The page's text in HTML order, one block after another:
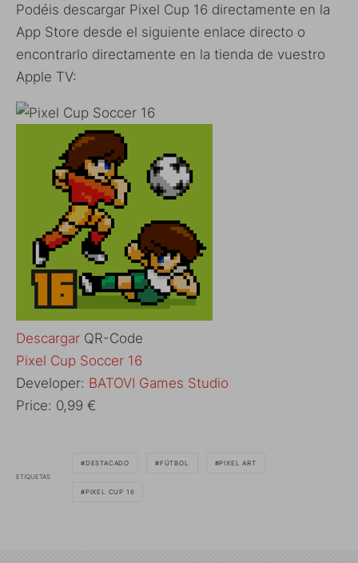
Podéis descargar Pixel Cup 16 directamente en la
App Store desde el siguiente enlace directo o
encontrarlo directamente en la tienda de vuestro
Apple TV:
Descargar QR-Code
‎Pixel Cup Soccer 16
Developer: BATOVI Games Studio
Price: 0,99 €
ETIQUETAS
DESTACADO FÚTBOL PIXEL ART
PIXEL CUP 16